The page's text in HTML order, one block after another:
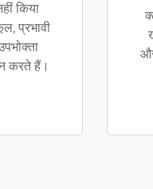
किया
प्रभावी
करते हैं।